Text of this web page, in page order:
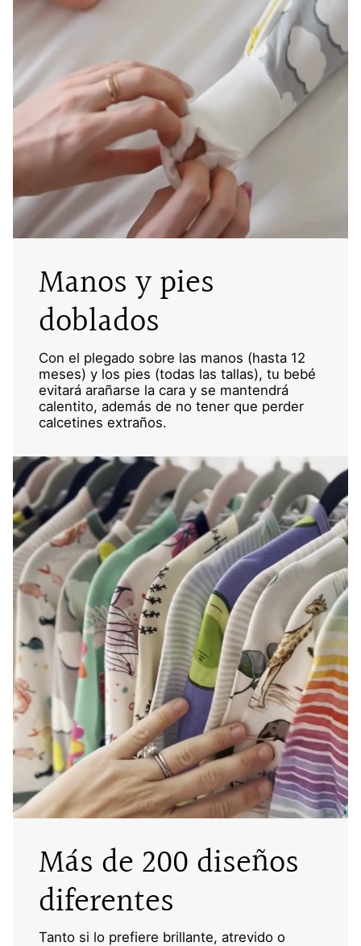
Manos y pies
doblados
Con el plegado sobre las manos (hasta 12
meses) y los pies (todas las tallas), tu bebé
evitará arañarse la cara y se mantendrá
calentito, además de no tener que perder
calcetines extraños.
Más de 200 diseños
diferentes
Tanto si lo prefiere brillante, atrevido o